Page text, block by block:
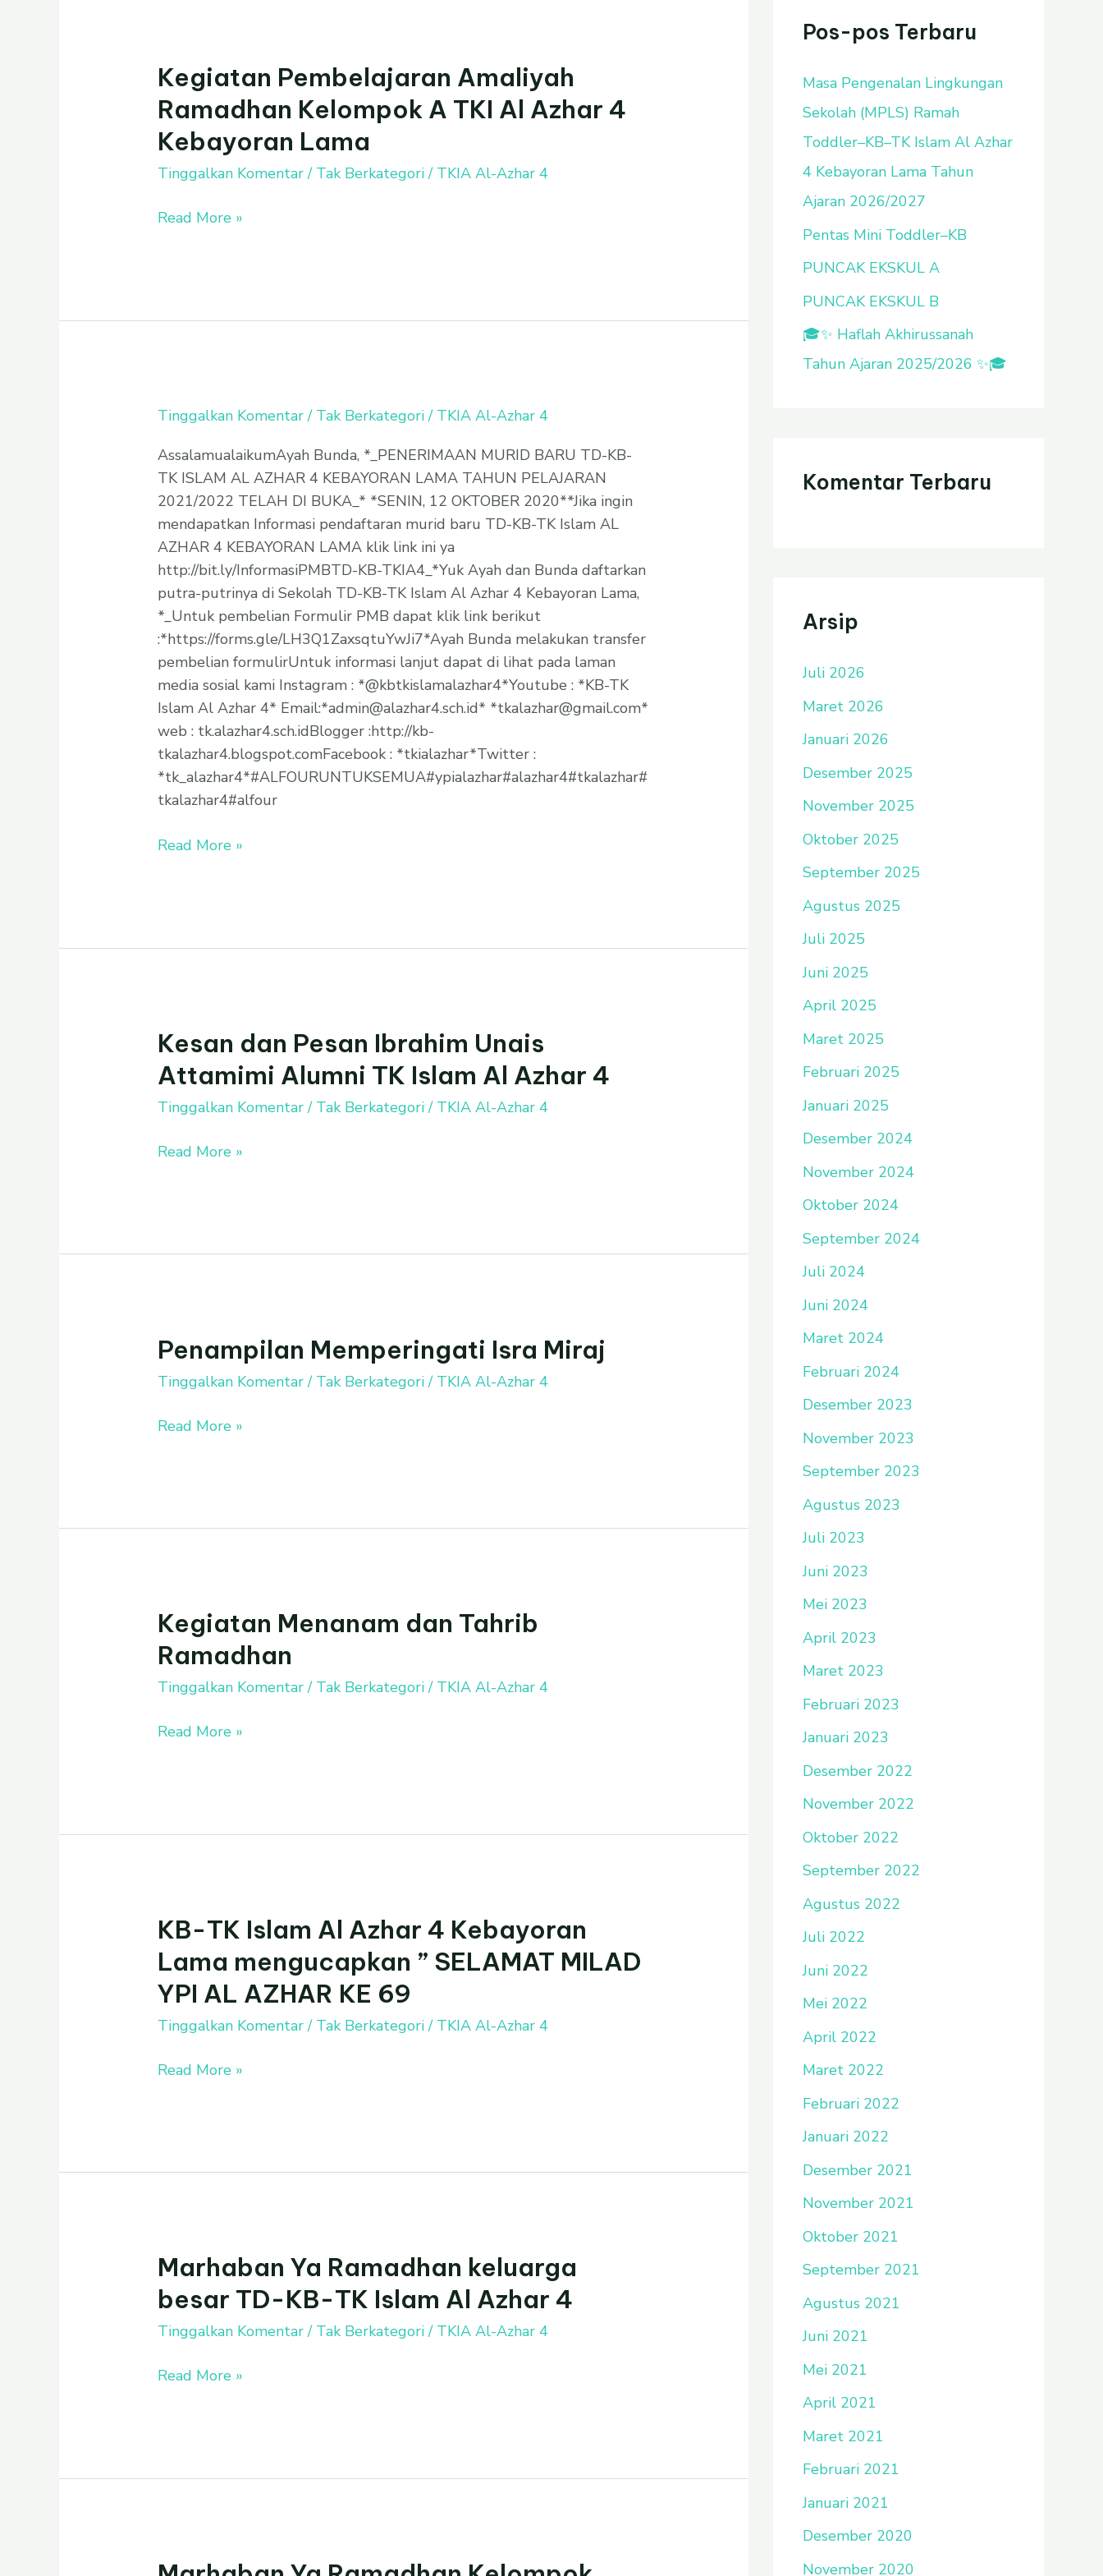
Kegiatan Pembelajaran Amaliyah
Ramadhan Kelompok A TKI Al Azhar 4
Kebayoran Lama
Tinggalkan Komentar / Tak Berkategori/ TKIA Al-Azhar 4
Kegiatan
Pembelajaran
Amaliyah
Ramadhan
Kelompok
TKI
Lama
Read More »
Tinggalkan Komentar / Tak Berkategori / TKIA Al-Azhar 4
AssalamualaikumAyah Bunda, *_PENERIMAAN MURID BARU TD-KB-
TK ISLAM AL AZHAR 4 KEBAYORAN LAMA TAHUN PELAJARAN
2021/2022 TELAH DI BUKA_* *SENIN, 12 OKTOBER 2020**Jika ingin
mendapatkan Informasi pendaftaran murid baru TD-KB-TK Islam AL
AZHAR 4 KEBAYORAN LAMA klik link ini ya
http://bit.ly/InformasiPMBTD-KB-TKIA4_*Yuk Ayah dan Bunda daftarkan
putra-putrinya di Sekolah TD-KB-TK Islam Al Azhar 4 Kebayoran Lama,
*_Untuk pembelian Formulir PMB dapat klik link berikut
:*https://forms.gle/LH3Q1ZaxsqtuYwJi7*Ayah Bunda melakukan transfer
pembelian formulirUntuk informasi lanjut dapat di lihat pada laman
media sosial kami Instagram : *@kbtkislamalazhar4*Youtube : *KB-TK
Islam Al Azhar 4* Email:*admin@alazhar4.sch.id* *tkalazhar@gmail.com*
web : tk.alazhar4.sch.idBlogger :http://kb-
tkalazhar4.blogspot.comFacebook : *tkialazhar*Twitter :
*tk_alazhar4*#ALFOURUNTUKSEMUA#ypialazhar#alazhar4#tkalazhar#
tkalazhar4#alfour
Read More »
Kesan dan Pesan Ibrahim Unais
Attamimi Alumni TK Islam Al Azhar 4
Tinggalkan Komentar / Tak Berkategori/ TKIA Al-Azhar 4
Kesan
dan
Pesan
Ibrahim
Attamimi
Read More »
Penampilan Memperingati Isra Miraj
Tinggalkan Komentar / Tak Berkategori / TKIA Al-Azhar 4
Penampilan
Memperingati
Isra
Read More »
Kegiatan Menanam dan Tahrib
Ramadhan
Tinggalkan Komentar / Tak Berkategori/ TKIA Al-Azhar 4
Kegiatan
Menanam
dan
Tahrib
Read More »
KB-TK Islam Al Azhar 4 Kebayoran
Lama mengucapkan ” SELAMAT MILAD
YPI AL AZHAR KE 69
Tinggalkan Komentar / Tak Berkategori / TKIA Al-Azhar 4
KB-
Islam
Al
Azhar
Kebayoran
MILAD
KE
69
Read More »
Marhaban Ya Ramadhan keluarga
besar TD-KB-TK Islam Al Azhar 4
Tinggalkan Komentar / Tak Berkategori/ TKIA Al-Azhar 4
Marhaban
Ya
Ramadhan
keluarga
TD-
Read More »
Marhaban
u
t
u
k
:
Pos-pos Terbaru
Masa Pengenalan Lingkungan
Sekolah (MPLS) Ramah
Toddler–KB–TK Islam Al Azhar
4 Kebayoran Lama Tahun
Ajaran 2026/2027
Pentas Mini Toddler–KB
PUNCAK EKSKUL A
PUNCAK EKSKUL B
🎓✨ Haflah Akhirussanah
Tahun Ajaran 2025/2026 ✨🎓
Komentar Terbaru
Arsip
Juli 2026
Maret 2026
Januari 2026
Desember 2025
November 2025
Oktober 2025
September 2025
Agustus 2025
Juli 2025
Juni 2025
April 2025
Maret 2025
Februari 2025
Januari 2025
Desember 2024
November 2024
Oktober 2024
September 2024
Juli 2024
Juni 2024
Maret 2024
Februari 2024
Desember 2023
November 2023
September 2023
Agustus 2023
Juli 2023
Juni 2023
Mei 2023
April 2023
Maret 2023
Februari 2023
Januari 2023
Desember 2022
November 2022
Oktober 2022
September 2022
Agustus 2022
Juli 2022
Juni 2022
Mei 2022
April 2022
Maret 2022
Februari 2022
Januari 2022
Desember 2021
November 2021
Oktober 2021
September 2021
Agustus 2021
Juni 2021
Mei 2021
April 2021
Maret 2021
Februari 2021
Januari 2021
Desember 2020
November 2020